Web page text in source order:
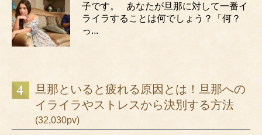
子です。 あなたが旦那に対して一番イ
ライラすることは何でしょう？「何？
っ...
旦那といると疲れる原因とは！旦那への
イライラやストレスから決別する方法
(32,030pv)